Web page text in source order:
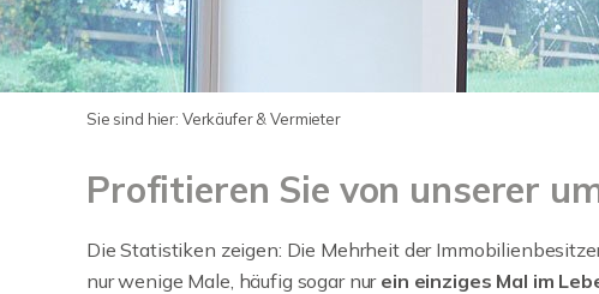
Sie sind hier: Verkäufer & Vermieter
Profitieren Sie von unserer
Die Statistiken zeigen: Die Mehrheit der
nur wenige Male, häufig sogar nur ein einziges Mal im